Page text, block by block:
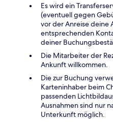
Es wird ein
(eventuell gegen
vor der Anreise deine
entsprechenden
deiner
Die Mitarbeiter der
Ankunft willkommen.
Die zur Buchung
Karteninhaber beim
passenden
Ausnahmen sind nur
Unterkunft möglich.